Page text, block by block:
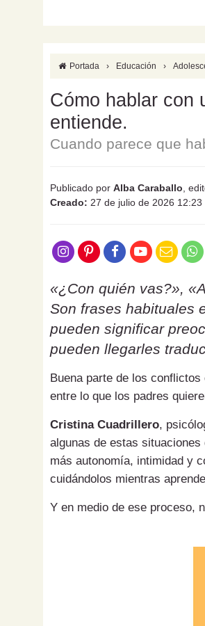
Portada › Educación ›
Cómo hablar con
entiende.
Cuando parece que
Publicado por Alba Caraballo ,
Creado: 27 de julio de 2026 12:23
«¿Con quién vas?»,
Son frases habituales
pueden significar
pueden llegarles
Buena parte de los
entre lo que los padres
Cristina Cuadrillero,
algunas de estas
más autonomía, intimidad y
cuidándolos mientras
Y en medio de ese proceso,